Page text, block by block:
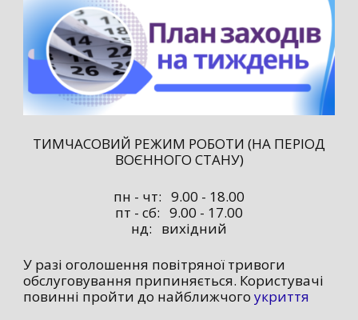
ТИМЧАСОВИЙ РЕЖИМ РОБОТИ (НА ПЕРІОД
ВОЄННОГО СТАНУ)
пн - чт: 9.00 - 18.00
пт - сб: 9.00 - 17.00
нд: вихідний
У разі оголошення повітряної тривоги
обслуговування припиняється. Користувачі
повинні пройти до найближчого укриття